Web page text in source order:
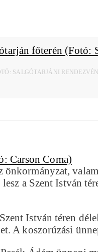
SALGÓTARJÁNI
a Szent István
István téren
A koszorúzási